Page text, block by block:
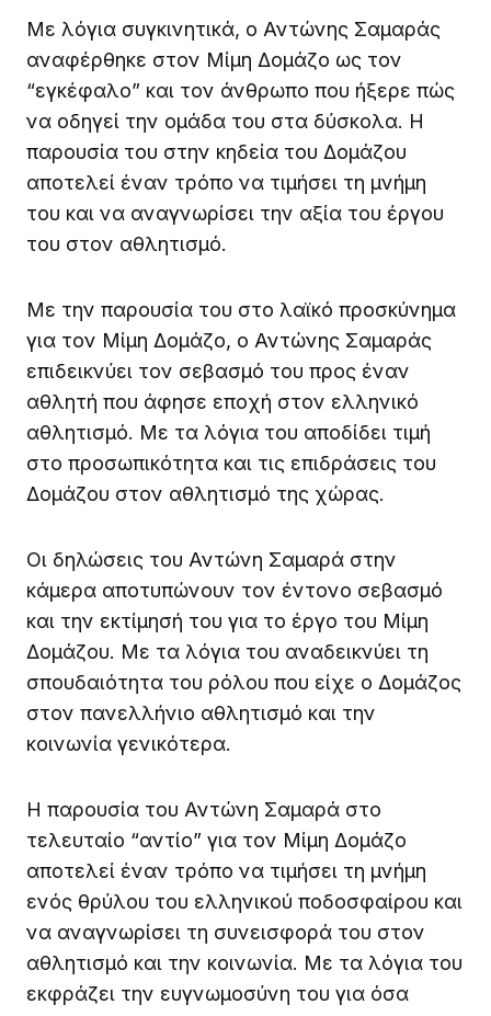
Με λόγια συγκινητικά, ο Αντώνης Σαμαράς
αναφέρθηκε στον Μίμη Δομάζο ως τον
“εγκέφαλο” και τον άνθρωπο που ήξερε πώς
να οδηγεί την ομάδα του στα δύσκολα. Η
παρουσία του στην κηδεία του Δομάζου
αποτελεί έναν τρόπο να τιμήσει τη μνήμη
του και να αναγνωρίσει την αξία του έργου
του στον αθλητισμό.
Με την παρουσία του στο λαϊκό προσκύνημα
για τον Μίμη Δομάζο, ο Αντώνης Σαμαράς
επιδεικνύει τον σεβασμό του προς έναν
αθλητή που άφησε εποχή στον ελληνικό
αθλητισμό. Με τα λόγια του αποδίδει τιμή
στο προσωπικότητα και τις επιδράσεις του
Δομάζου στον αθλητισμό της χώρας.
Οι δηλώσεις του Αντώνη Σαμαρά στην
κάμερα αποτυπώνουν τον έντονο σεβασμό
και την εκτίμησή του για το έργο του Μίμη
Δομάζου. Με τα λόγια του αναδεικνύει τη
σπουδαιότητα του ρόλου που είχε ο Δομάζος
στον πανελλήνιο αθλητισμό και την
κοινωνία γενικότερα.
Η παρουσία του Αντώνη Σαμαρά στο
τελευταίο “αντίο” για τον Μίμη Δομάζο
αποτελεί έναν τρόπο να τιμήσει τη μνήμη
ενός θρύλου του ελληνικού ποδοσφαίρου και
να αναγνωρίσει τη συνεισφορά του στον
αθλητισμό και την κοινωνία. Με τα λόγια του
εκφράζει την ευγνωμοσύνη του για όσα